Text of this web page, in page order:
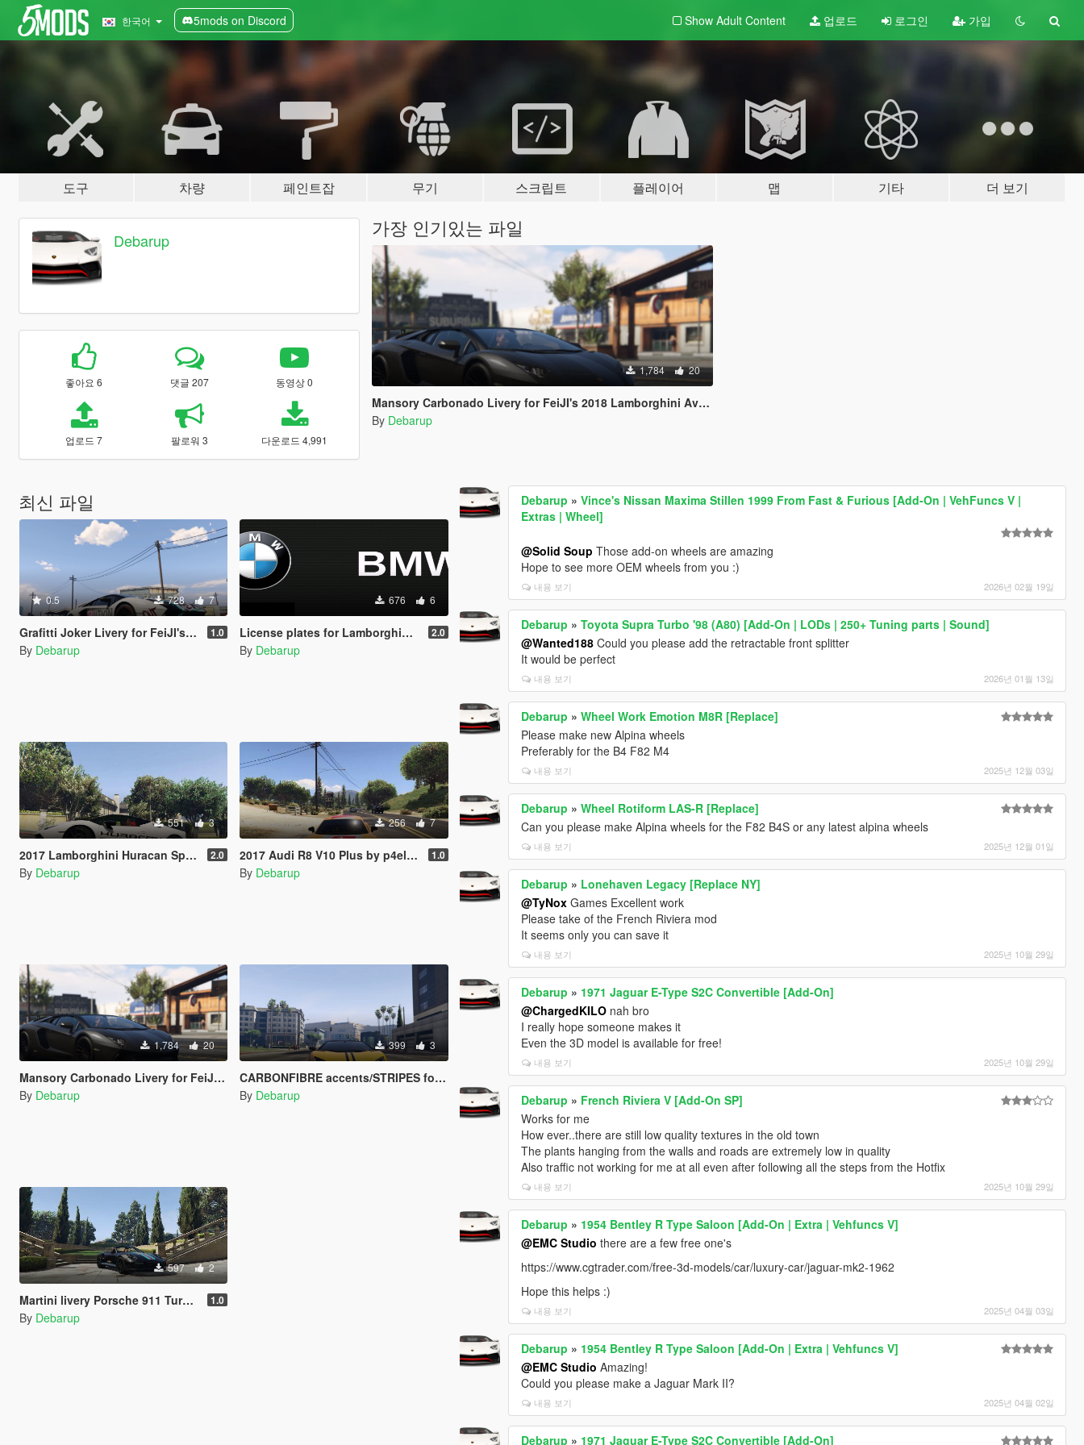
한국어 5mods on Discord Show Adult Content 업로드 로그인 가입
도구 차량 페인트잡 무기 스크립트 플레이어 맵 기타 더 보기
Debarup
좋아요 6 댓글 207 동영상 0
업로드 7 팔로워 3 다운로드 4,991
가장 인기있는 파일
1,784 20
Mansory Carbonado Livery for FeiJI's 2018 Lamborghini Aventador S Roadster
By Debarup
최신 파일
0.5 728 7
Grafitti Joker Livery for FeiJI's 2018 Lamborghini Aventador S Roadster 1.0
By Debarup
676 6
License plates for Lamborghini, Ferrari, Audi, Porsche 2.0
By Debarup
551 3
2017 Lamborghini Huracan Spyder Paintjob 2.0
By Debarup
256 7
2017 Audi R8 V10 Plus by p4elkin | Audi Sport Paintjob 1.0
By Debarup
1,784 20
Mansory Carbonado Livery for FeiJI's 2018 Lamborghini Aventador S Roadster
By Debarup
399 3
CARBONFIBRE accents/STRIPES for FeiJI's 2018 Lamborghini Aventador S Roadster
By Debarup
597 2
Martini livery Porsche 911 Turbo S Cabriolet 1.0
By Debarup
Debarup »Vince's Nissan Maxima Stillen 1999 From Fast & Furious [Add-On | VehFuncs V |
Extras | Wheel]
@Solid Soup Those add-on wheels are amazing
Hope to see more OEM wheels from you :)
내용 보기 2026년 02월 19일
Debarup »Toyota Supra Turbo '98 (A80) [Add-On | LODs | 250+ Tuning parts | Sound]
@Wanted188 Could you please add the retractable front splitter
It would be perfect
내용 보기 2026년 01월 13일
Debarup »Wheel Work Emotion M8R [Replace]
Please make new Alpina wheels
Preferably for the B4 F82 M4
내용 보기 2025년 12월 03일
Debarup »Wheel Rotiform LAS-R [Replace]
Can you please make Alpina wheels for the F82 B4S or any latest alpina wheels
내용 보기 2025년 12월 01일
Debarup » Lonehaven Legacy [Replace NY]
@TyNox Games Excellent work
Please take of the French Riviera mod
It seems only you can save it
내용 보기 2025년 10월 29일
Debarup » 1971 Jaguar E-Type S2C Convertible [Add-On]
@ChargedKILO nah bro
I really hope someone makes it
Even the 3D model is available for free!
내용 보기 2025년 10월 29일
Debarup » French Riviera V [Add-On SP]
Works for me
How ever..there are still low quality textures in the old town
The plants hanging from the walls and roads are extremely low in quality
Also traffic not working for me at all even after following all the steps from the Hotfix
내용 보기 2025년 10월 29일
Debarup » 1954 Bentley R Type Saloon [Add-On | Extra | Vehfuncs V]
@EMC Studio there are a few free one's
https://www.cgtrader.com/free-3d-models/car/luxury-car/jaguar-mk2-1962
Hope this helps :)
내용 보기 2025년 04월 03일
Debarup » 1954 Bentley R Type Saloon [Add-On | Extra | Vehfuncs V]
@EMC Studio Amazing!
Could you please make a Jaguar Mark II?
내용 보기 2025년 04월 02일
Debarup » 1971 Jaguar E-Type S2C Convertible [Add-On]